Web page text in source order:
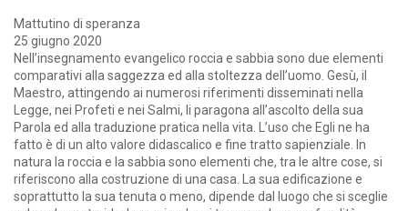
Mattutino di speranza
25 giugno 2020
Nell’insegnamento evangelico roccia e sabbia sono due elementi
comparativi alla saggezza ed alla stoltezza dell’uomo. Gesù, il
Maestro, attingendo ai numerosi riferimenti disseminati nella
Legge, nei Profeti e nei Salmi, li paragona all’ascolto della sua
Parola ed alla traduzione pratica nella vita. L’uso che Egli ne ha
fatto è di un alto valore didascalico e fine tratto sapienziale. In
natura la roccia e la sabbia sono elementi che, tra le altre cose, si
riferiscono alla costruzione di una casa. La sua edificazione e
soprattutto la sua tenuta o meno, dipende dal luogo che si sceglie